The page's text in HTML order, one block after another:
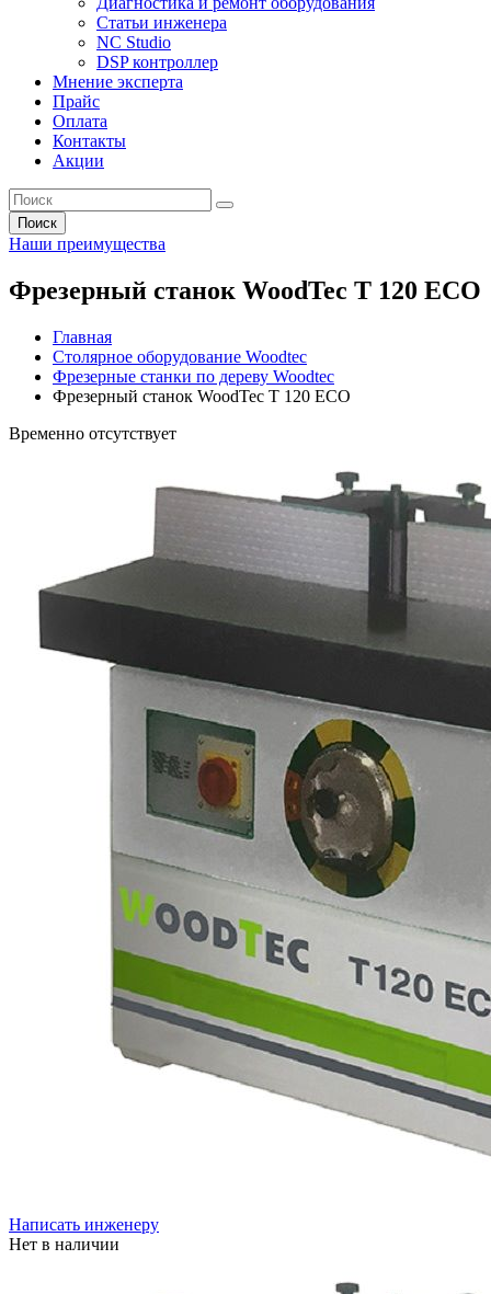
Статьи инженера
NC Studio
DSP контроллер
Мнение эксперта
Прайс
Оплата
Контакты
Акции
Поиск
Наши преимущества
Фрезерный станок WoodTec T 120 ECO
Главная
Столярное оборудование Woodtec
Фрезерные станки по дереву Woodtec
Фрезерный станок WoodTec T 120 ECO
Временно отсутствует
Написать инженеру
Нет в наличии